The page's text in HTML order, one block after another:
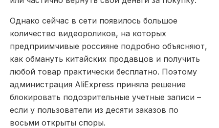
Однако сейчас в сети появилось большое
количество видеороликов, на которых
предприимчивые россияне подробно объясняют,
как обмануть китайских продавцов и получить
любой товар практически бесплатно. Поэтому
администрация AliExpress приняла решение
блокировать подозрительные учетные записи –
если у пользователи из десяти заказов по
восьми открыты споры.